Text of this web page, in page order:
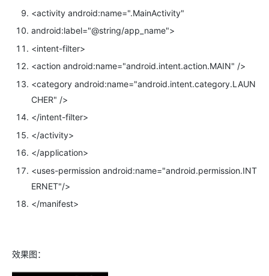
<activity android:name=".MainActivity"
android:label="@string/app_name">
<intent-filter>
<action android:name="android.intent.action.MAIN" />
<category android:name="android.intent.category.LAUN
CHER" />
</intent-filter>
</activity>
</application>
<uses-permission android:name="android.permission.INT
ERNET"/>
</manifest>
效果图：